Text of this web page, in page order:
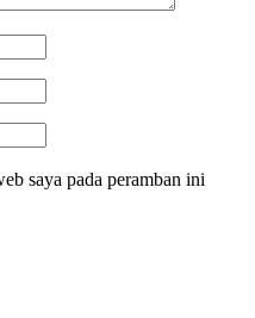
saya pada peramban ini